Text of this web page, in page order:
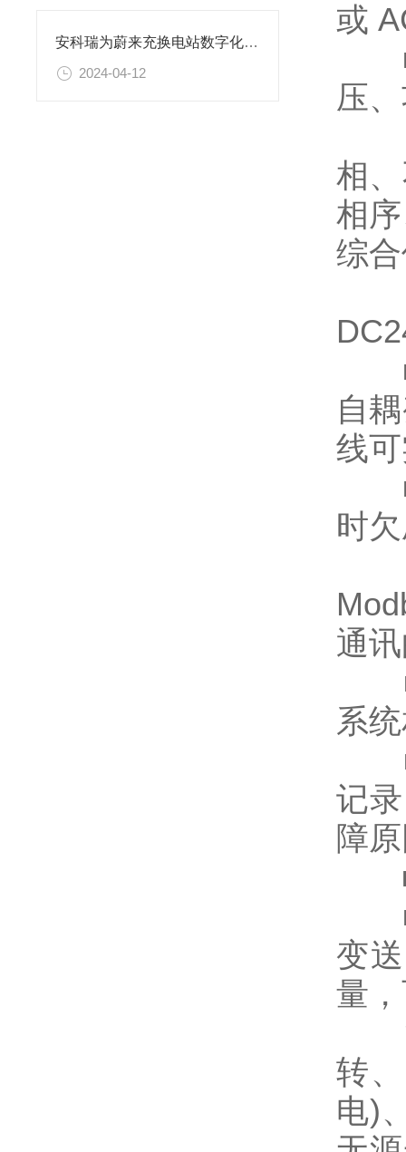
安科瑞为蔚来充换电站数字化运维提供解决方案
2024-04-12
或
■
压
相
相
综
■
自
线
■
时
通
■
系
■
记
障
■
■
变
量
转
电)